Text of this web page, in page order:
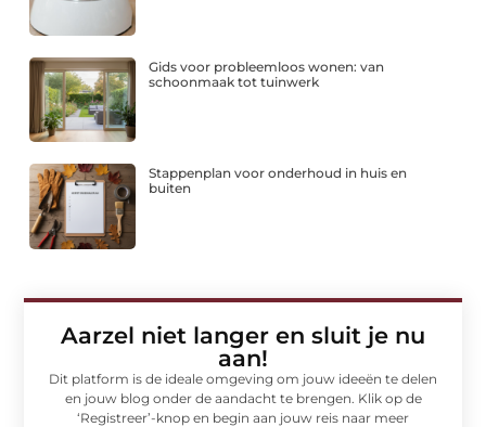
Gids voor probleemloos wonen: van
schoonmaak tot tuinwerk
Stappenplan voor onderhoud in huis en
buiten
Aarzel niet langer en sluit je nu
aan!
Dit platform is de ideale omgeving om jouw ideeën te delen
en jouw blog onder de aandacht te brengen. Klik op de
‘Registreer’-knop en begin aan jouw reis naar meer